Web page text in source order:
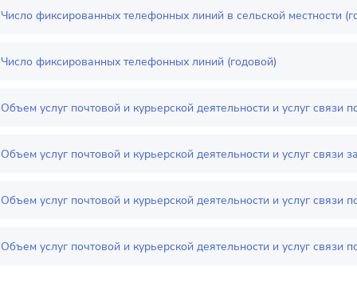
Число фиксированных телефонных линий в сельской местности
Число фиксированных телефонных линий (годовой)
Объем услуг почтовой и курьерской деятельности и услуг связи
Объем услуг почтовой и курьерской деятельности и услуг связи
Объем услуг почтовой и курьерской деятельности и услуг связи
Объем услуг почтовой и курьерской деятельности и услуг связи